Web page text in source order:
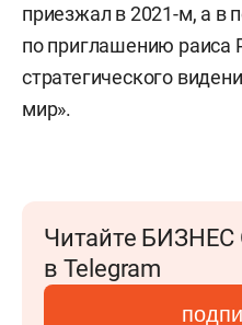
приезжал в 2021-м, а в
по приглашению раиса
стратегического
мир».
Читайте БИЗНЕС
в Telegram